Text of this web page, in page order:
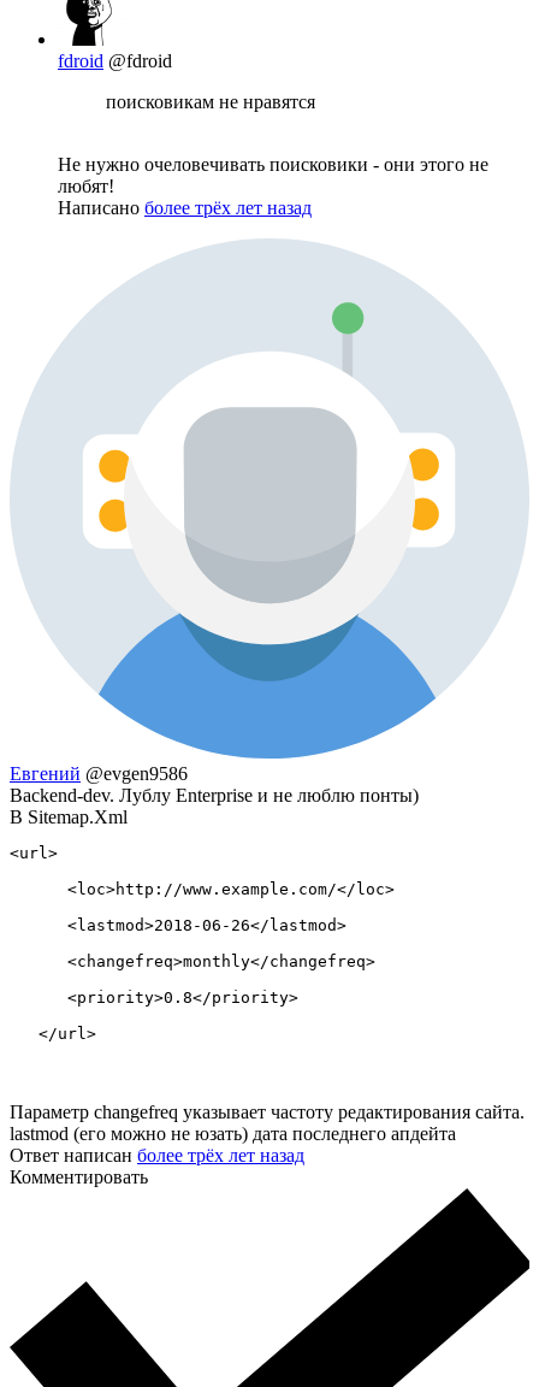
fdroid @fdroid
поисковикам не нравятся
Не нужно очеловечивать поисковики - они этого не
любят!
Написано более трёх лет назад
Евгений @evgen9586
Backend-dev. Лублу Enterprise и не люблю понты)
В Sitemap.Xml
<url>
      <loc>http://www.example.com/</loc>
      <lastmod>2018-06-26</lastmod>
      <changefreq>monthly</changefreq>
      <priority>0.8</priority>
   </url>
Параметр changefreq указывает частоту редактирования сайта.
lastmod (его можно не юзать) дата последнего апдейта
Ответ написан более трёх лет назад
Комментировать